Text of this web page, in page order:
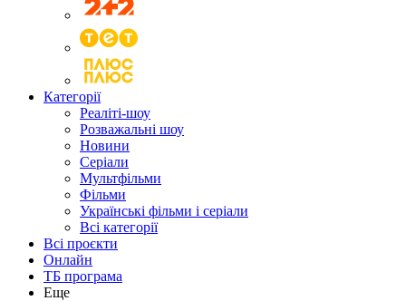
Категорії
Реаліті-шоу
Розважальні шоу
Новини
Серіали
Мультфільми
Фільми
Українські фільми і серіали
Всі категорії
Всі проєкти
Онлайн
ТБ програма
Еще